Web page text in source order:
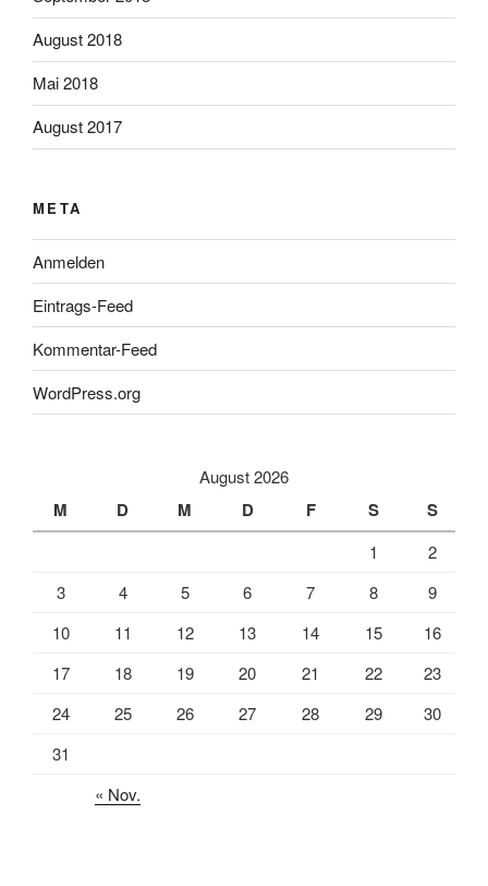
August 2018
Mai 2018
August 2017
META
Anmelden
Eintrags-Feed
Kommentar-Feed
WordPress.org
August 2026
M D M D F S S
1
2
3
4 5 6 7 8
9
10
11 12 13 14 15
16
17
18 19 20 21 22
23
24
25 26 27 28 29
30
31
« Nov.